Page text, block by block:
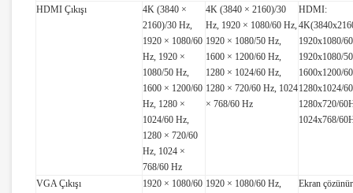
HDMI Çıkışı
4K (3840 ×
2160)/30 Hz,
1920 × 1080/60
Hz, 1920 ×
1080/50 Hz,
1600 × 1200/60
Hz, 1280 ×
1024/60 Hz,
1280 × 720/60
Hz, 1024 ×
768/60 Hz
4K (3840 × 2160)/30
Hz, 1920 × 1080/60 Hz,
1920 × 1080/50 Hz,
1600 × 1200/60 Hz,
1280 × 1024/60 Hz,
1280 × 720/60 Hz, 1024
× 768/60 Hz
HDMI:
1920x1080/
1920x1080/
1600x1200/
1280x1024/
1280x720/
1024x768/
VGA Çıkışı
1920 × 1080/60 1920 × 1080/60 Hz,
Ekran